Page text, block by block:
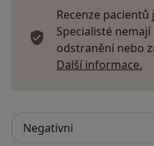
Recenze
Specialisté
odstranění nebo
Další informace.